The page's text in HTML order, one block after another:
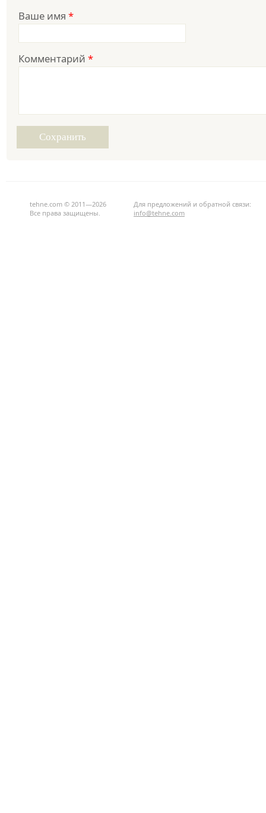
Ваше имя *
Комментарий *
tehne.com © 2011—2026
Все права защищены.
Для предложений и обратной связи:
info@tehne.com